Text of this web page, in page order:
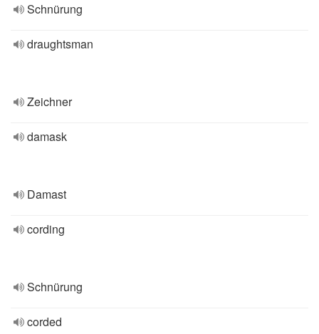
Schnürung
draughtsman
Zeichner
damask
Damast
cording
Schnürung
corded